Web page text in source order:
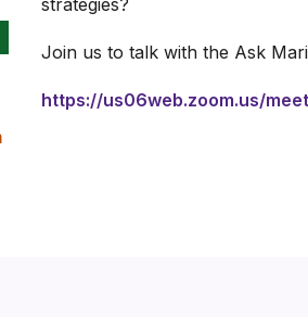
strategies?
Join us to talk with the Ask
https://us06web.zoom.us/